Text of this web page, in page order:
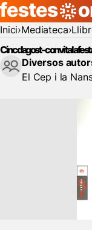
Inici Mediateca
Cinc d'agost - convit a la
Diversos
El Cep i la